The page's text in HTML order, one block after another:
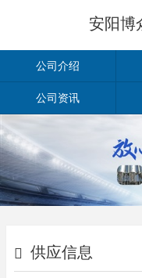
安阳博
公司介绍
公司资讯
供应信息